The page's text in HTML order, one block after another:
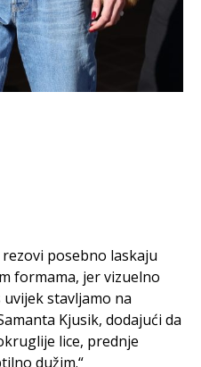
posebno laskaju
formama, jer vizuelno
uvijek stavljamo na
Kjusik, dodajući da
lice, prednje
dužim.“